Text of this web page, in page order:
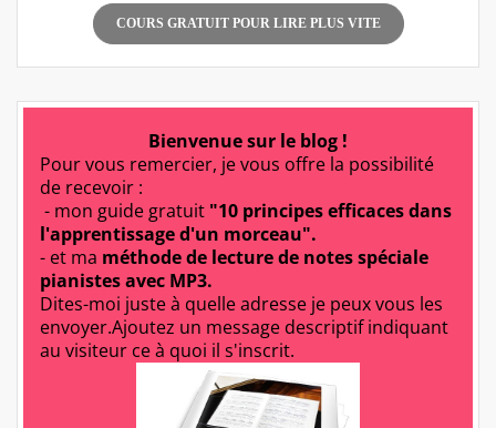
COURS GRATUIT POUR LIRE PLUS VITE